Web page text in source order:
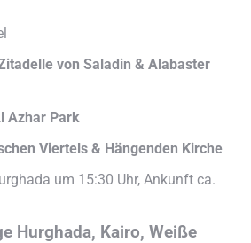
von Saladin & Alabaster
Azhar Park
Viertels & Hängenden Kirche
um 15:30 Uhr, Ankunft ca.
Hurghada, Kairo, Weiße